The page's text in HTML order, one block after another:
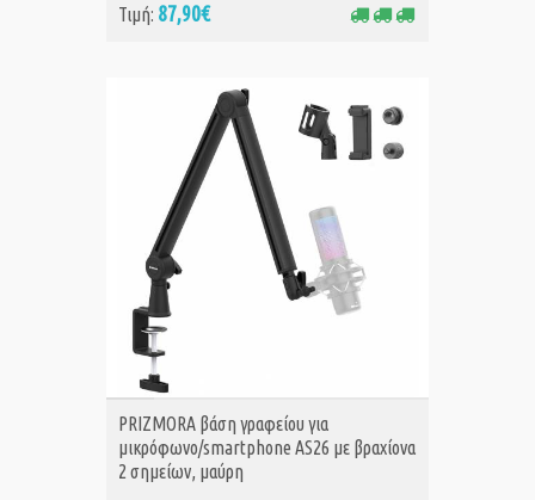
Τιμή: 87,90€
ΑΓΟΡΑ
PRIZMORA βάση γραφείου για
μικρόφωνο/smartphone AS26 με βραχίονα
2 σημείων, μαύρη